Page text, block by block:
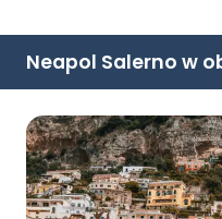
Neapol Salerno w